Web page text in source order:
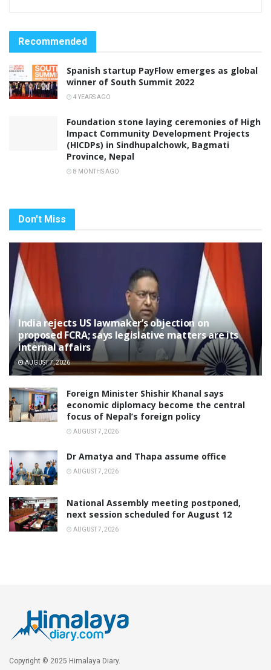
Recommended
Spanish startup PayFlow emerges as global
winner of South Summit 2022
4 YEARS AGO
Foundation stone laying ceremonies of High
Impact Community Development Projects
(HICDPs) in Sindhupalchowk, Bagmati
Province, Nepal
8 MONTHS AGO
Don't Miss
India rejects US lawmaker’s objection on
proposed FCRA; says legislative matters are its
internal affairs
AUGUST 7, 2026
Foreign Minister Shishir Khanal says
economic diplomacy become the central
focus of Nepal’s foreign policy
AUGUST 7, 2026
Dr Amatya and Thapa assume office
AUGUST 7, 2026
National Assembly meeting postponed,
next session scheduled for August 12
AUGUST 7, 2026
Copyright © 2025 Himalaya Diary.